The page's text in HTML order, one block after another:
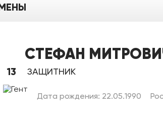
СТЕФАН
13 ЗАЩИТНИК
Дата рождения: 22.05.1990